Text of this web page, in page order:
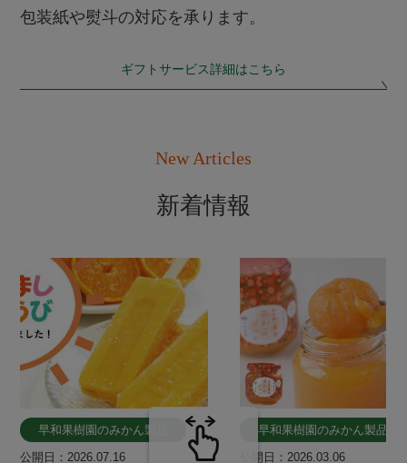
包装紙や熨斗の対応を承ります。
ギフトサービス詳細はこちら